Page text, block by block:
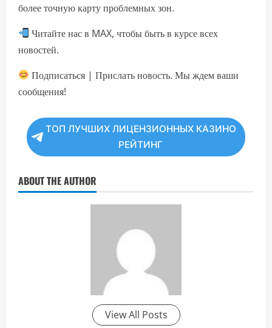
более точную карту проблемных зон.
Читайте нас в MAX, чтобы быть в курсе всех
новостей.
Подписаться | Прислать новость. Мы ждем ваши
сообщения!
ТОП ЛУЧШИХ ЛИЦЕНЗИОННЫХ КАЗИНО
РЕЙТИНГ
ABOUT THE AUTHOR
View All Posts